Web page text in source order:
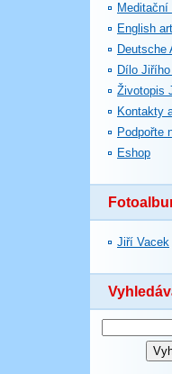
English
Deutsche
Dílo
Životopis
Kontakty
Podpořte
Eshop
Jiří Vacek